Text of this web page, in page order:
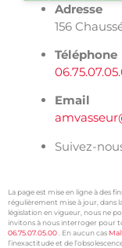
Adresse
156
Téléphone
Email
Suivez-
La page est mise en ligne à des
régulièrement mise à jour, dans
législation en vigueur, nous ne
invitons à nous interroger pour
06.75.07.05.00 . En aucun cas
l’inexactitude et de